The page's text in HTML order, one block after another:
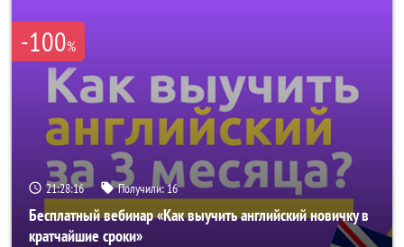
-100%
21:28:16 Получили:16
Бесплатный вебинар «Как выучить английский новичку в
кратчайшие сроки»